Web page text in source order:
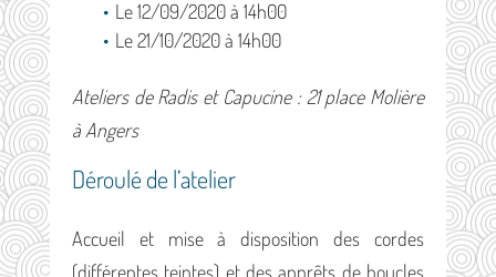
Le 12/09/2020 à 14h00
Le 21/10/2020 à 14h00
Ateliers de Radis et Capucine : 21 place Molière
à Angers
Déroulé de l’atelier
Accueil et mise à disposition des cordes
(différentes teintes) et des apprêts de boucles